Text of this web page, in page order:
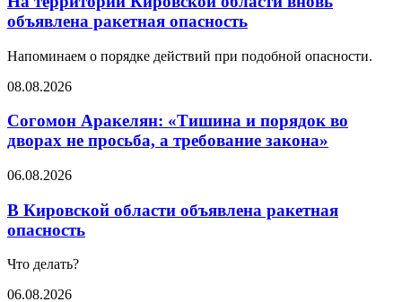
объявлена ракетная опасность
Напоминаем о порядке действий при подобной опасности.
08.08.2026
Согомон Аракелян: «Тишина и порядок во
дворах не просьба, а требование закона»
06.08.2026
В Кировской области объявлена ракетная
опасность
Что делать?
06.08.2026